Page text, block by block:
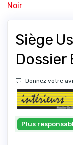
Noir
Siège
Dossier
Donnez votre
Plus